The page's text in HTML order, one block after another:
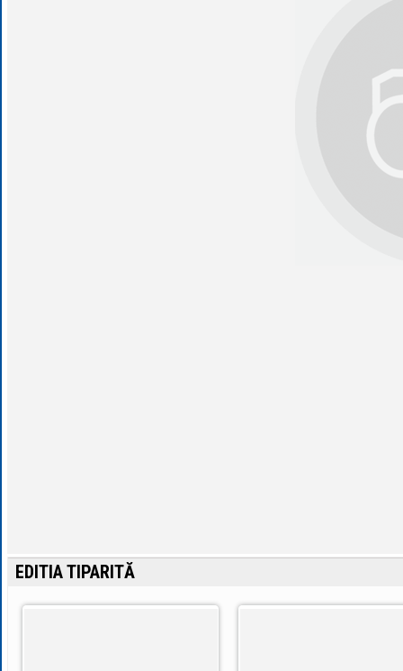
EDITIA TIPARITĂ